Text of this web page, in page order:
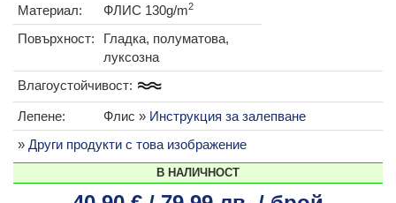
Материал:
ФЛИС 130g/m2
Повърхност:
Гладка, полуматова,
луксозна
Влагоустойчивост:
Лепене: Флис » Инструкция за залепване
» Други продукти с това изображение
В НАЛИЧНОСТ